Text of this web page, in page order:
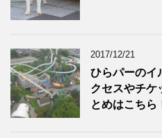
2017/12/21
ひらパーのイ
クセスやチケ
とめはこちら